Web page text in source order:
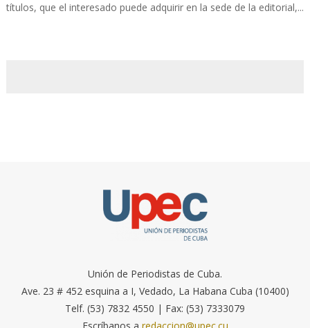
títulos, que el interesado puede adquirir en la sede de la editorial,...
Unión de Periodistas de Cuba.
Ave. 23 # 452 esquina a I, Vedado, La Habana Cuba (10400)
Telf. (53) 7832 4550 | Fax: (53) 7333079